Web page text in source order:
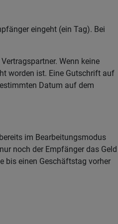
eingeht (ein Tag). Bei
Wenn keine
worden ist. Eine Gutschrift auf
Datum auf dem
im Bearbeitungsmodus
noch der Empfänger das Geld
bis einen Geschäftstag vorher